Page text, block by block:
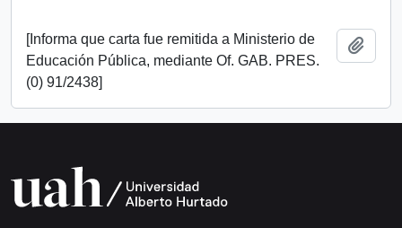
[Informa que carta fue remitida a Ministerio de
Educación Pública, mediante Of. GAB. PRES.
(0) 91/2438]